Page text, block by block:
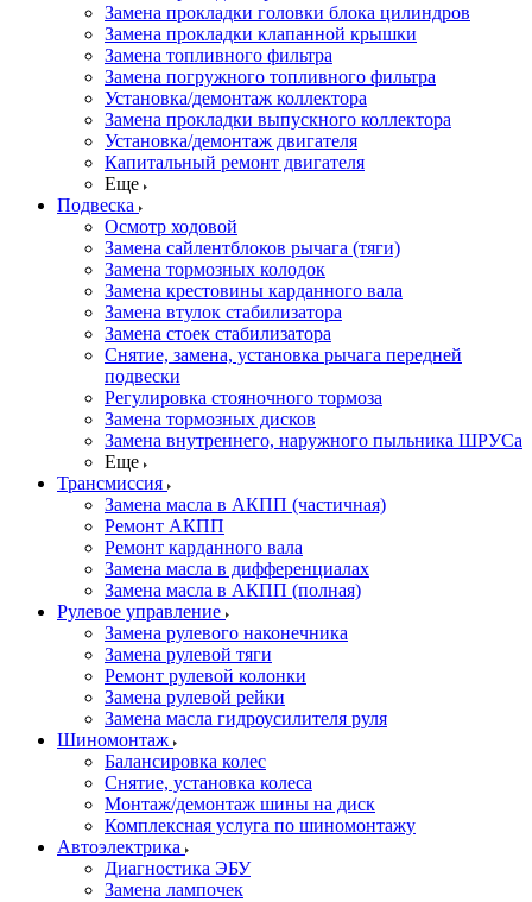
Замена прокладки головки блока цилиндров
Замена прокладки клапанной крышки
Замена топливного фильтра
Замена погружного топливного фильтра
Установка/демонтаж коллектора
Замена прокладки выпускного коллектора
Установка/демонтаж двигателя
Капитальный ремонт двигателя
Еще
Подвеска
Осмотр ходовой
Замена сайлентблоков рычага (тяги)
Замена тормозных колодок
Замена крестовины карданного вала
Замена втулок стабилизатора
Замена стоек стабилизатора
Снятие, замена, установка рычага передней
подвески
Регулировка стояночного тормоза
Замена тормозных дисков
Замена внутреннего, наружного пыльника ШРУСа
Еще
Трансмиссия
Замена масла в АКПП (частичная)
Ремонт АКПП
Ремонт карданного вала
Замена масла в дифференциалах
Замена масла в АКПП (полная)
Рулевое управление
Замена рулевого наконечника
Замена рулевой тяги
Ремонт рулевой колонки
Замена рулевой рейки
Замена масла гидроусилителя руля
Шиномонтаж
Балансировка колес
Снятие, установка колеса
Монтаж/демонтаж шины на диск
Комплексная услуга по шиномонтажу
Автоэлектрика
Диагностика ЭБУ
Замена лампочек